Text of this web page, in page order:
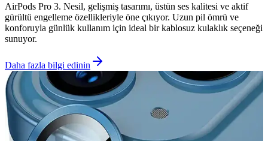
AirPods Pro 3. Nesil, gelişmiş tasarımı, üstün ses kalitesi ve aktif
gürültü engelleme özellikleriyle öne çıkıyor. Uzun pil ömrü ve
konforuyla günlük kullanım için ideal bir kablosuz kulaklık seçeneği
sunuyor.
Daha fazla bilgi edinin